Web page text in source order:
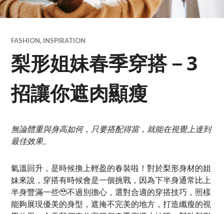
FASHION, INSPIRATION
梨形姐妹春季穿搭－3
招讓你遮肉顯瘦
無論體重與身高如何，只要搭配得當，就能在視覺上達到
最佳效果。
氣溫回升，是時候換上輕盈的春裝啦！對於梨形身材的姐
妹來說，穿搭有時候會是一個挑戰，因為下半身通常比上
半身豐滿一些🥹不過別擔心，選對合適的穿搭技巧，照樣
能夠展現優美的身型，遮掩不完美的地方，打造纖瘦的視